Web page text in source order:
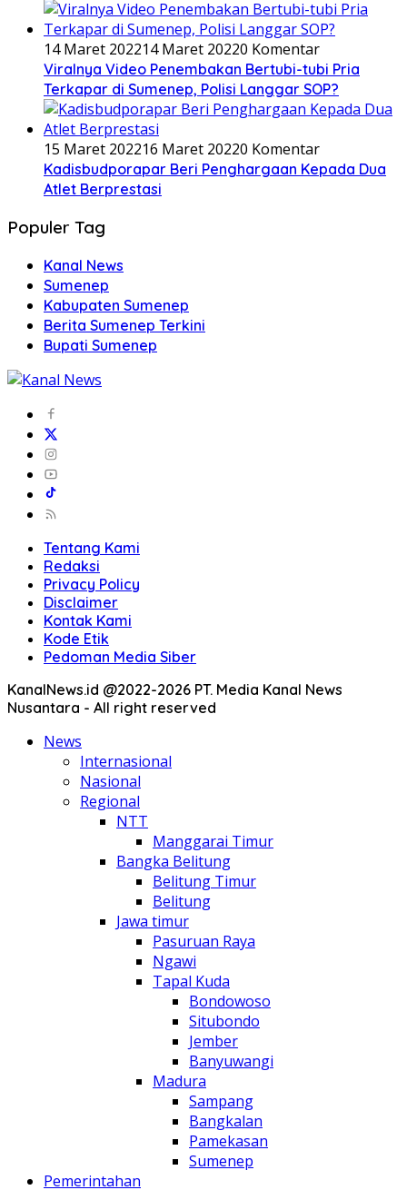
14 Maret 202214 Maret 20220 Komentar
Viralnya Video Penembakan Bertubi-tubi Pria
Terkapar di Sumenep, Polisi Langgar SOP?
15 Maret 202216 Maret 20220 Komentar
Kadisbudporapar Beri Penghargaan Kepada Dua
Atlet Berprestasi
Populer Tag
Kanal News
Sumenep
Kabupaten Sumenep
Berita Sumenep Terkini
Bupati Sumenep
Tentang Kami
Redaksi
Privacy Policy
Disclaimer
Kontak Kami
Kode Etik
Pedoman Media Siber
KanalNews.id @2022-2026 PT. Media Kanal News
Nusantara - All right reserved
News
Internasional
Nasional
Regional
NTT
Manggarai Timur
Bangka Belitung
Belitung Timur
Belitung
Jawa timur
Pasuruan Raya
Ngawi
Tapal Kuda
Bondowoso
Situbondo
Jember
Banyuwangi
Madura
Sampang
Bangkalan
Pamekasan
Sumenep
Pemerintahan